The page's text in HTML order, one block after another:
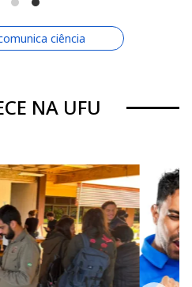
ciência
NA UFU